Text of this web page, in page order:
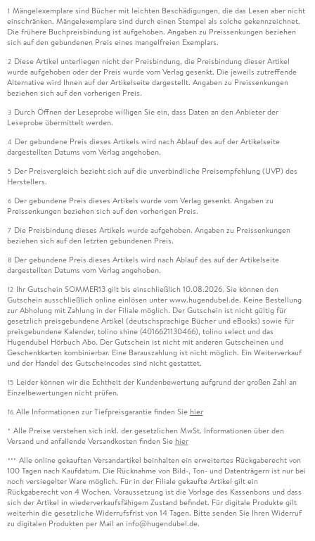
1 Mängelexemplare sind Bücher mit leichten Beschädigungen, die das Lesen aber nicht
einschränken. Mängelexemplare sind durch einen Stempel als solche gekennzeichnet.
Die frühere Buchpreisbindung ist aufgehoben. Angaben zu Preissenkungen beziehen
sich auf den gebundenen Preis eines mangelfreien Exemplars.
2 Diese Artikel unterliegen nicht der Preisbindung, die Preisbindung dieser Artikel
wurde aufgehoben oder der Preis wurde vom Verlag gesenkt. Die jeweils zutreffende
Alternative wird Ihnen auf der Artikelseite dargestellt. Angaben zu Preissenkungen
beziehen sich auf den vorherigen Preis.
3 Durch Öffnen der Leseprobe willigen Sie ein, dass Daten an den Anbieter der
Leseprobe übermittelt werden.
4 Der gebundene Preis dieses Artikels wird nach Ablauf des auf der Artikelseite
dargestellten Datums vom Verlag angehoben.
5 Der Preisvergleich bezieht sich auf die unverbindliche Preisempfehlung (UVP) des
Herstellers.
6 Der gebundene Preis dieses Artikels wurde vom Verlag gesenkt. Angaben zu
Preissenkungen beziehen sich auf den vorherigen Preis.
7 Die Preisbindung dieses Artikels wurde aufgehoben. Angaben zu Preissenkungen
beziehen sich auf den letzten gebundenen Preis.
8 Der gebundene Preis dieses Artikels wird nach Ablauf des auf der Artikelseite
dargestellten Datums vom Verlag angehoben.
12 Ihr Gutschein SOMMER13 gilt bis einschließlich 10.08.2026. Sie können den
Gutschein ausschließlich online einlösen unter www.hugendubel.de. Keine Bestellung
zur Abholung mit Zahlung in der Filiale möglich. Der Gutschein ist nicht gültig für
gesetzlich preisgebundene Artikel (deutschsprachige Bücher und eBooks) sowie für
preisgebundene Kalender, tolino shine (4016621130466), tolino select und das
Hugendubel Hörbuch Abo. Der Gutschein ist nicht mit anderen Gutscheinen und
Geschenkkarten kombinierbar. Eine Barauszahlung ist nicht möglich. Ein Weiterverkauf
und der Handel des Gutscheincodes sind nicht gestattet.
15 Leider können wir die Echtheit der Kundenbewertung aufgrund der großen Zahl an
Einzelbewertungen nicht prüfen.
16 Alle Informationen zur Tiefpreisgarantie finden Sie hier
* Alle Preise verstehen sich inkl. der gesetzlichen MwSt. Informationen über den
Versand und anfallende Versandkosten finden Sie hier
*** Alle online gekauften Versandartikel beinhalten ein erweitertes Rückgaberecht von
100 Tagen nach Kaufdatum. Die Rücknahme von Bild-, Ton- und Datenträgern ist nur bei
noch versiegelter Ware möglich. Für in der Filiale gekaufte Artikel gilt ein
Rückgaberecht von 4 Wochen. Voraussetzung ist die Vorlage des Kassenbons und dass
sich der Artikel in wiederverkaufsfähigem Zustand befindet. Für digitale Produkte gilt
weiterhin die gesetzliche Widerrufsfrist von 14 Tagen. Bitte senden Sie Ihren Widerruf
zu digitalen Produkten per Mail an info@hugendubel.de.